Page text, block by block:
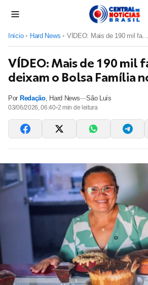
Início • Hard News • VÍDEO: Mais de 190 mil famílias deixam o Bolsa Família no Ma...
VÍDEO: Mais de 190 mil
deixam o Bolsa Família
Por Redação, Hard News—São Luís
03/06/2026, 06:40•2 min de leitura